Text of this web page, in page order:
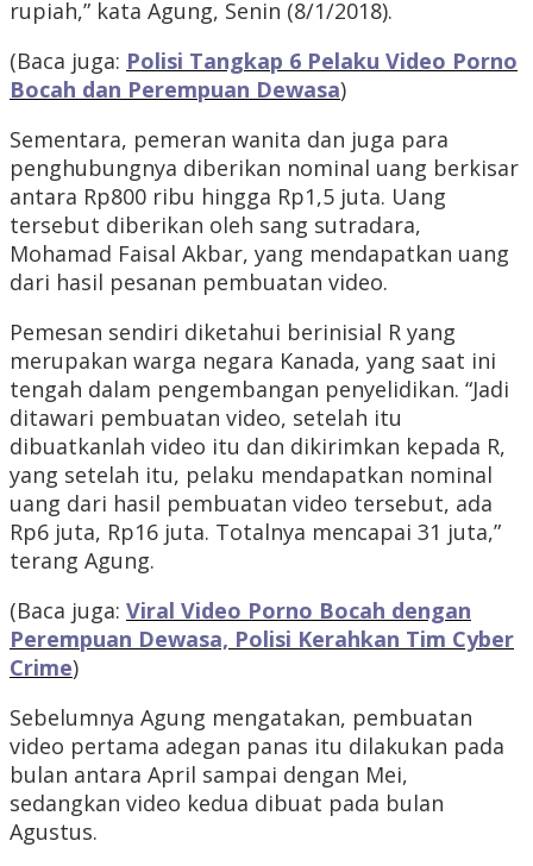
rupiah,” kata Agung, Senin (8/1/2018).
(Baca juga: Polisi Tangkap 6 Pelaku Video Porno
Bocah dan Perempuan Dewasa)
Sementara, pemeran wanita dan juga para
penghubungnya diberikan nominal uang berkisar
antara Rp800 ribu hingga Rp1,5 juta. Uang
tersebut diberikan oleh sang sutradara,
Mohamad Faisal Akbar, yang mendapatkan uang
dari hasil pesanan pembuatan video.
Pemesan sendiri diketahui berinisial R yang
merupakan warga negara Kanada, yang saat ini
tengah dalam pengembangan penyelidikan. “Jadi
ditawari pembuatan video, setelah itu
dibuatkanlah video itu dan dikirimkan kepada R,
yang setelah itu, pelaku mendapatkan nominal
uang dari hasil pembuatan video tersebut, ada
Rp6 juta, Rp16 juta. Totalnya mencapai 31 juta,”
terang Agung.
(Baca juga: Viral Video Porno Bocah dengan
Perempuan Dewasa, Polisi Kerahkan Tim Cyber
Crime)
Sebelumnya Agung mengatakan, pembuatan
video pertama adegan panas itu dilakukan pada
bulan antara April sampai dengan Mei,
sedangkan video kedua dibuat pada bulan
Agustus.